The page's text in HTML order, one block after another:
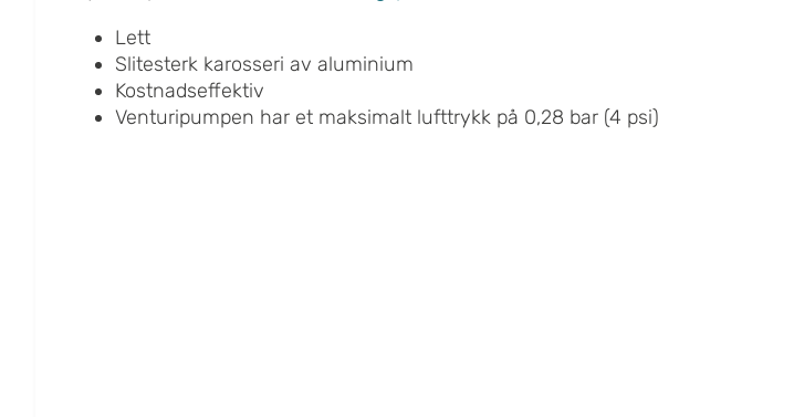
Lett
Slitesterk karosseri av aluminium
Kostnadseffektiv
Venturipumpen har et maksimalt lufttrykk på 0,28 bar (4 psi)